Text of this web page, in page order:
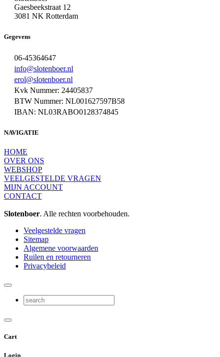
Gaesbeekstraat 12
3081 NK Rotterdam
Gegevens
06-45364647
info@slotenboer.nl
erol@slotenboer.nl
Kvk Nummer: 24405837
BTW Nummer: NL001627597B58
IBAN: NL03RABO0128374845
NAVIGATIE
HOME
OVER ONS
WEBSHOP
VEELGESTELDE VRAGEN
MIJN ACCOUNT
CONTACT
Slotenboer. Alle rechten voorbehouden.
Veelgestelde vragen
Sitemap
Algemene voorwaarden
Ruilen en retourneren
Privacybeleid
Cart
Login